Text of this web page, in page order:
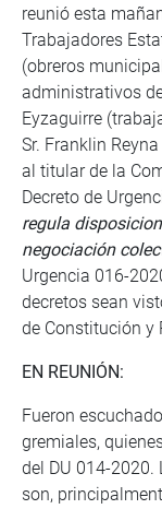
reunió esta
Trabajadores
(obreros
administrativos
Eyzaguirre
Sr. Franklin
al titular de la
Decreto de
regula
negociación
Urgencia 016-
decretos sean
de Constitución y
EN REUNIÓN:
Fueron
gremiales,
del DU 014-
son,